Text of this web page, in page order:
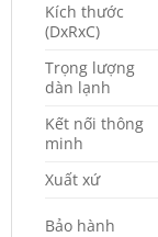
Kích thước
(DxRxC)
Trọng lượng
dàn lạnh
Kết nối thông
minh
Xuất xứ
Bảo hành